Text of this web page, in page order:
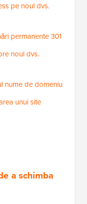
pe noul dvs.
permanente 301
noul dvs.
nume de domeniu
unui site
a schimba